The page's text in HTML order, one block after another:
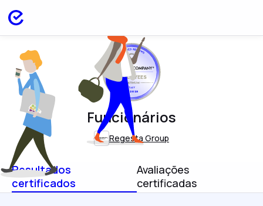
EMPLOYEES
ITALY
JUN 2025
Funcionários
Regesta Group
Resultados
certificados
Avaliações
certificadas